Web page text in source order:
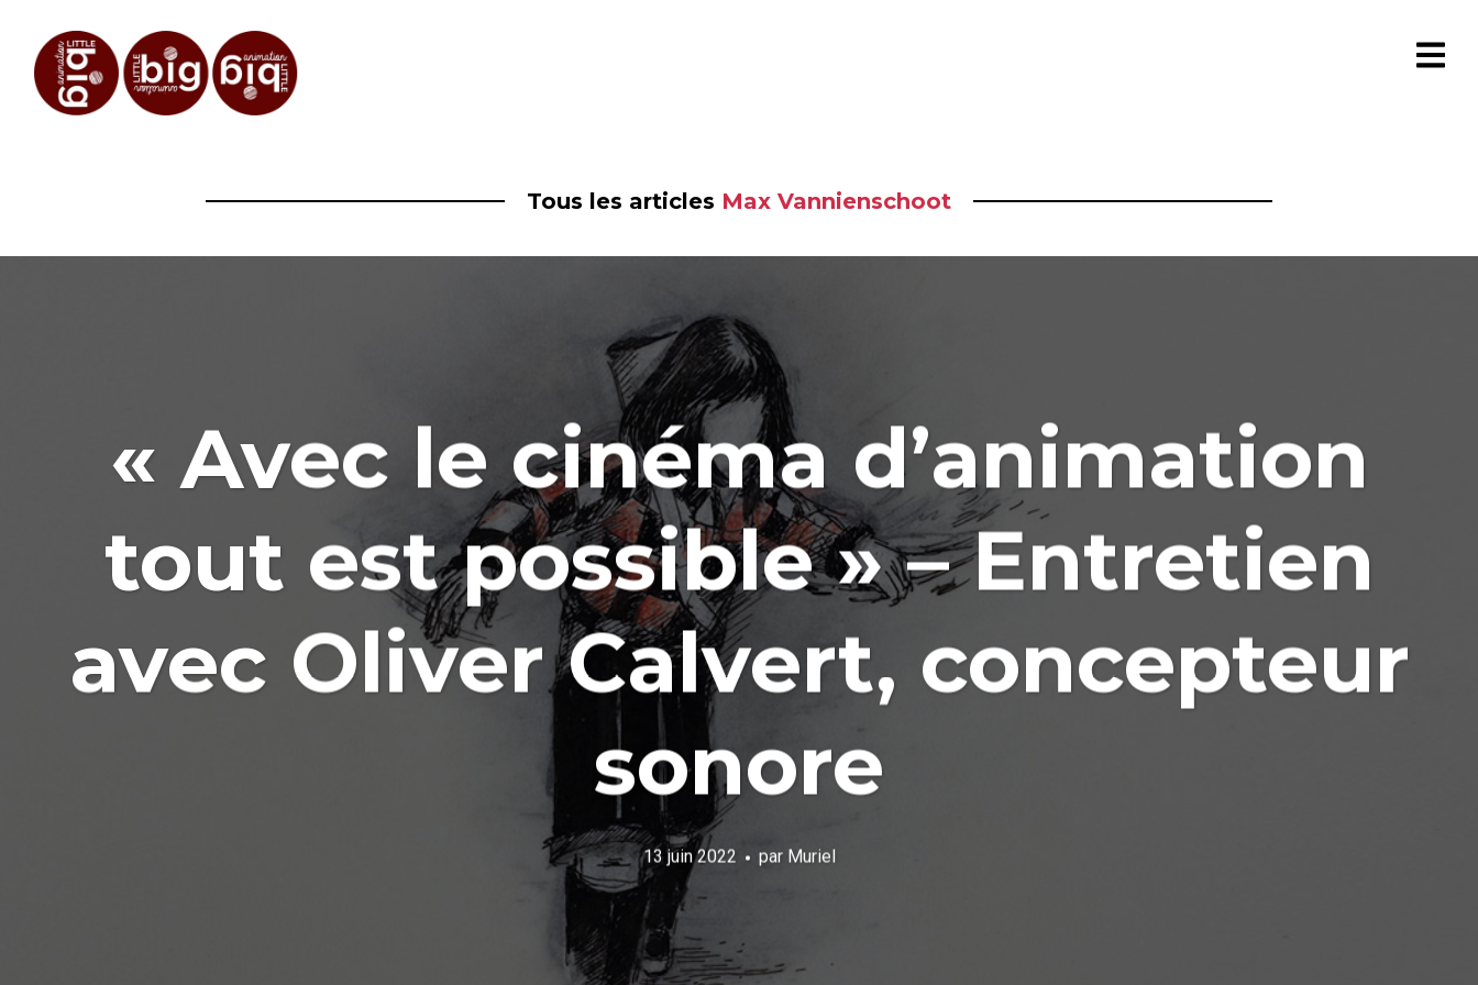
Tous les articles Max Vannienschoot
« Avec le cinéma d’animation
tout est possible » – Entretien
avec Oliver Calvert, concepteur
sonore
13 juin 2022 par Muriel